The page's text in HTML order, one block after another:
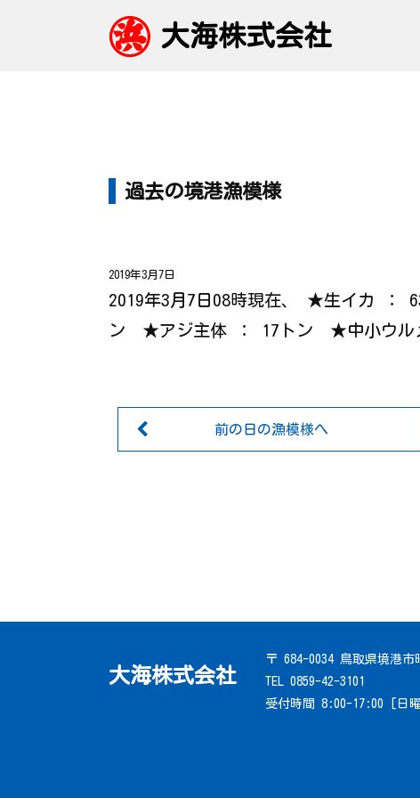
大海株式会社
過去の境港漁模様
2019年3月7日
2019年3月7日08時現在、 ★生イカ ：
ン ★アジ主体 ： 17トン ★中小ウル
前の日の漁模様へ
大海株式会社
〒 684-0034 鳥取県境港市
TEL 0859-42-3101
受付時間 8:00-17:00 [日曜